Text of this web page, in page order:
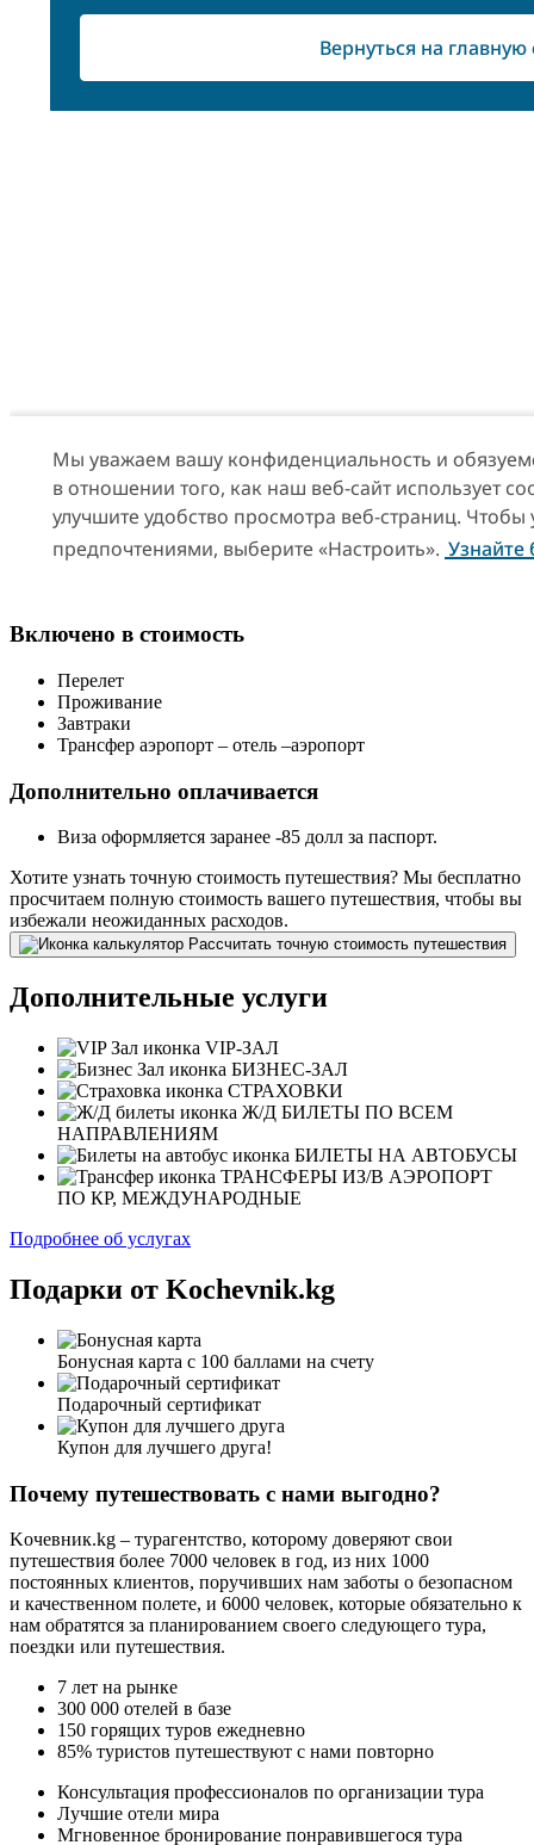
Включено в стоимость
Перелет
Проживание
Завтраки
Трансфер аэропорт – отель –аэропорт
Дополнительно оплачивается
Виза оформляется заранее -85 долл за паспорт.
Хотите узнать точную стоимость путешествия? Мы бесплатно
просчитаем полную стоимость вашего путешествия, чтобы вы
избежали неожиданных расходов.
Рассчитать точную стоимость путешествия
Дополнительные услуги
VIP-ЗАЛ
БИЗНЕС-ЗАЛ
СТРАХОВКИ
Ж/Д БИЛЕТЫ ПО ВСЕМ
НАПРАВЛЕНИЯМ
БИЛЕТЫ НА АВТОБУСЫ
ТРАНСФЕРЫ ИЗ/В АЭРОПОРТ
ПО КР, МЕЖДУНАРОДНЫЕ
Подробнее об услугах
Подарки от Kochevnik.kg
Бонусная карта с 100 баллами на счету
Подарочный сертификат
Купон для лучшего друга!
Почему путешествовать с нами выгодно?
Kочевник.kg – турагентство, которому доверяют свои
путешествия более 7000 человек в год, из них 1000
постоянных клиентов, поручивших нам заботы о безопасном
и качественном полете, и 6000 человек, которые обязательно к
нам обратятся за планированием своего следующего тура,
поездки или путешествия.
7 лет на рынке
300 000 отелей в базе
150 горящих туров ежедневно
85% туристов путешествуют с нами повторно
Консультация профессионалов по организации тура
Лучшие отели мира
Мгновенное бронирование понравившегося тура